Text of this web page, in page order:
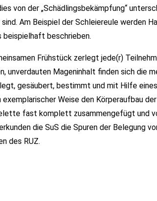
von der „Schädlingsbekämpfung“
Am Beispiel der Schleiereule werden
beispielhaft beschrieben.
Frühstück zerlegt jede(r)
unverdauten Mageninhalt finden sich die
gesäubert, bestimmt und mit Hilfe
exemplarischer Weise den Körperaufbau
fast komplett zusammengefügt und
die SuS die Spuren der Belegung
des RUZ.